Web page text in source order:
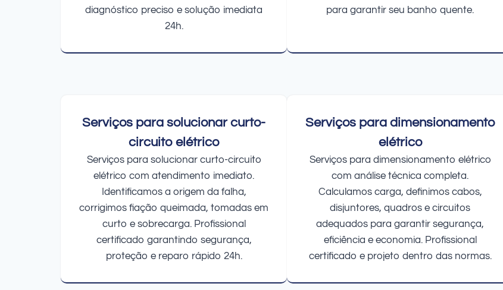
diagnóstico preciso e solução imediata
24h.
para garantir seu banho quente.
Serviços para solucionar curto-
circuito elétrico
Serviços para solucionar curto-circuito
elétrico com atendimento imediato.
Identificamos a origem da falha,
corrigimos fiação queimada, tomadas em
curto e sobrecarga. Profissional
certificado garantindo segurança,
proteção e reparo rápido 24h.
Serviços para dimensionamento
elétrico
Serviços para dimensionamento elétrico
com análise técnica completa.
Calculamos carga, definimos cabos,
disjuntores, quadros e circuitos
adequados para garantir segurança,
eficiência e economia. Profissional
certificado e projeto dentro das normas.